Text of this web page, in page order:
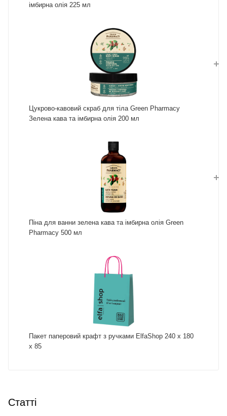
імбирна олія 225 мл
Цукрово-кавовий скраб для тіла Green Pharmacy
Зелена кава та імбирна олія 200 мл
Піна для ванни зелена кава та імбирна олія Green
Pharmacy 500 мл
Пакет паперовий крафт з ручками ElfaShop 240 х 180
х 85
Статті